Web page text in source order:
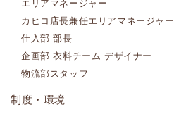
エリアマネージャー
カヒコ店長兼任エリアマネージャー
仕入部 部長
企画部 衣料チーム デザイナー
物流部スタッフ
制度・環境